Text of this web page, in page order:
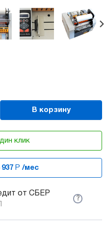
В корзину
клик
937 Р /мес
от СБЕР
?